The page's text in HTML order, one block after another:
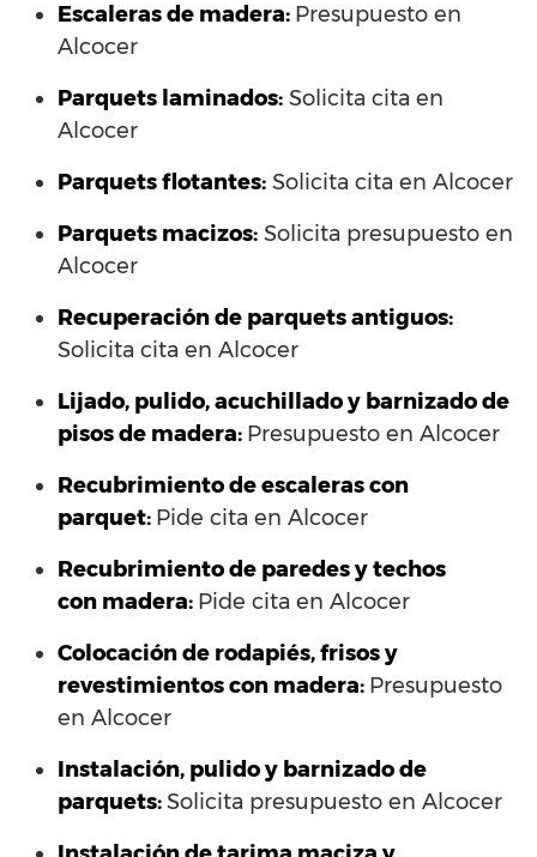
Escaleras de madera: Presupuesto en
Alcocer
Parquets laminados: Solicita cita en
Alcocer
Parquets flotantes: Solicita cita en Alcocer
Parquets macizos: Solicita presupuesto en
Alcocer
Recuperación de parquets antiguos:
Solicita cita en Alcocer
Lijado, pulido, acuchillado y barnizado de
pisos de madera: Presupuesto en Alcocer
Recubrimiento de escaleras con
parquet: Pide cita en Alcocer
Recubrimiento de paredes y techos
con madera: Pide cita en Alcocer
Colocación de rodapiés, frisos y
revestimientos con madera: Presupuesto
en Alcocer
Instalación, pulido y barnizado de
parquets:Solicita presupuesto en Alcocer